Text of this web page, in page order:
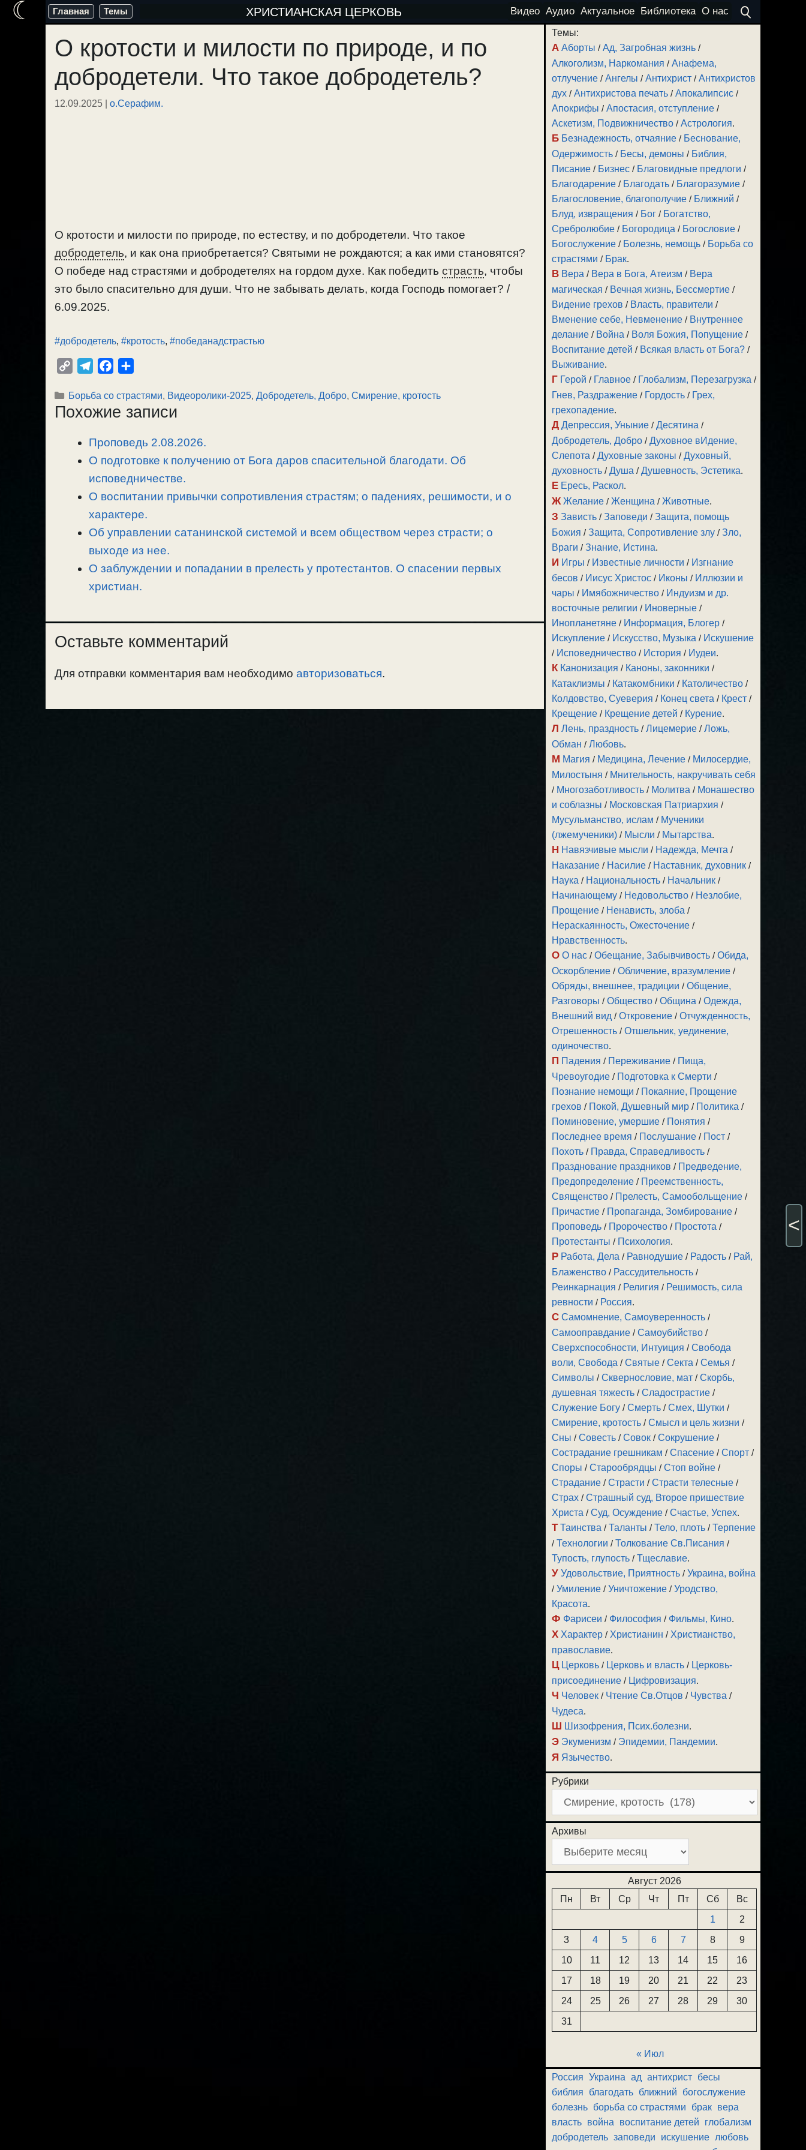
Перейти
содержимому
Главная Темы ХРИСТИАНСКАЯ ЦЕРКОВЬ Видео Аудио Актуальное Библиотека О нас
О кротости и милости по природе, и по
добродетели. Что такое добродетель?
12.09.2025 | о.Серафим.
О кротости и милости по природе, по естеству, и по добродетели. Что такое
добродетель, и как она приобретается? Святыми не рождаются; а как ими становятся?
О победе над страстями и добродетелях на гордом духе. Как победить страсть, чтобы
это было спасительно для души. Что не забывать делать, когда Господь помогает? /
6.09.2025.
#добродетель, #кротость, #победанадстрастью
p
y
l
e
a
m
c
e
o
o
k
п
р
в
и
т
Рубрики
Борьба со страстями, Видеоролики-2025, Добродетель, Добро, Смирение, кротость
Похожие записи
Проповедь 2.08.2026.
О подготовке к получению от Бога даров спасительной благодати. Об
исповедничестве.
О воспитании привычки сопротивления страстям; о падениях, решимости, и о
характере.
Об управлении сатанинской системой и всем обществом через страсти; о
выходе из нее.
О заблуждении и попадании в прелесть у протестантов. О спасении первых
христиан.
Оставьте комментарий
Для отправки комментария вам необходимо авторизоваться.
Темы:
А Аборты /Ад, Загробная жизнь /
Алкоголизм, Наркомания /Анафема,
отлучение /Ангелы /Антихрист /Антихристов
дух /Антихристова печать /Апокалипсис /
Апокрифы /Апостасия, отступление /
Аскетизм, Подвижничество /Астрология.
Б Безнадежность, отчаяние / Беснование,
Одержимость / Бесы, демоны / Библия,
Писание / Бизнес / Благовидные предлоги /
Благодарение / Благодать / Благоразумие /
Благословение, благополучие / Ближний /
Блуд, извращения / Бог / Богатство,
Сребролюбие / Богородица / Богословие /
Богослужение / Болезнь, немощь / Борьба со
страстями / Брак.
В Вера / Вера в Бога, Атеизм / Вера
магическая / Вечная жизнь, Бессмертие /
Видение грехов / Власть, правители /
Вменение себе, Невменение / Внутреннее
делание / Война / Воля Божия, Попущение /
Воспитание детей / Всякая власть от Бога? /
Выживание.
Г Герой / Главное / Глобализм, Перезагрузка /
Гнев, Раздражение / Гордость / Грех,
грехопадение.
Д Депрессия, Уныние /Десятина /
Добродетель, Добро /Духовное вИдение,
Слепота /Духовные законы /Духовный,
духовность /Душа /Душевность, Эстетика.
Е Ересь, Раскол.
Ж Желание /Женщина /Животные.
З Зависть /Заповеди /Защита, помощь
Божия /Защита, Сопротивление злу /Зло,
Враги /Знание, Истина.
И Игры / Известные личности / Изгнание
бесов / Иисус Христос / Иконы / Иллюзии и
чары / Имябожничество / Индуизм и др.
восточные религии / Иноверные /
Инопланетяне / Информация, Блогер /
Искупление / Искусство, Музыка / Искушение
/ Исповедничество / История / Иудеи.
К Канонизация / Каноны, законники /
Катаклизмы / Катакомбники / Католичество /
Колдовство, Суеверия / Конец света / Крест /
Крещение / Крещение детей / Курение.
Л Лень, праздность /Лицемерие /Ложь,
Обман /Любовь.
М Магия / Медицина, Лечение / Милосердие,
Милостыня / Мнительность, накручивать себя
/ Многозаботливость / Молитва / Монашество
и соблазны / Московская Патриархия /
Мусульманство, ислам / Мученики
(лжемученики) / Мысли / Мытарства.
Н Навязчивые мысли / Надежда, Мечта /
Наказание / Насилие / Наставник, духовник /
Наука / Национальность / Начальник /
Начинающему / Недовольство / Незлобие,
Прощение / Ненависть, злоба /
Нераскаянность, Ожесточение /
Нравственность.
О О нас /Обещание, Забывчивость /Обида,
Оскорбление /Обличение, вразумление /
Обряды, внешнее, традиции /Общение,
Разговоры /Общество /Община /Одежда,
Внешний вид /Откровение /Отчужденность,
Отрешенность /Отшельник, уединение,
одиночество.
П Падения / Переживание / Пища,
Чревоугодие / Подготовка к Смерти /
Познание немощи / Покаяние, Прощение
грехов / Покой, Душевный мир / Политика /
Поминовение, умершие / Понятия /
Последнее время / Послушание / Пост /
Похоть / Правда, Справедливость /
Празднование праздников / Предведение,
Предопределение / Преемственность,
Священство / Прелесть, Самообольщение /
Причастие / Пропаганда, Зомбирование /
Проповедь / Пророчество / Простота /
Протестанты / Психология.
Р Работа, Дела / Равнодушие / Радость / Рай,
Блаженство / Рассудительность /
Реинкарнация / Религия / Решимость, сила
ревности / Россия.
С Самомнение, Самоуверенность /
Самооправдание /Самоубийство /
Сверхспособности, Интуиция /Свобода
воли, Свобода /Святые /Секта /Семья /
Символы /Сквернословие, мат /Скорбь,
душевная тяжесть /Сладострастие /
Служение Богу /Смерть /Смех, Шутки /
Смирение, кротость /Смысл и цель жизни /
Сны /Совесть /Совок /Сокрушение /
Сострадание грешникам /Спасение /Спорт /
Споры /Старообрядцы /Стоп войне /
Страдание /Страсти /Страсти телесные /
Страх /Страшный суд, Второе пришествие
Христа /Суд, Осуждение /Счастье, Успех.
Т Таинства /Таланты /Тело, плоть /Терпение
/Технологии /Толкование Св.Писания /
Тупость, глупость /Тщеславие.
У Удовольствие, Приятность /Украина, война
/Умиление /Уничтожение /Уродство,
Красота.
Ф Фарисеи / Философия / Фильмы, Кино.
Х Характер / Христианин / Христианство,
православие.
Ц Церковь / Церковь и власть / Церковь-
присоединение / Цифровизация.
Ч Человек / Чтение Св.Отцов / Чувства /
Чудеса.
Ш Шизофрения, Псих.болезни.
Э Экуменизм / Эпидемии, Пандемии.
Я Язычество.
Рубрики
Архивы
Август 2026
Пн
Вт Ср Чт Пт Сб
Вс
1
2
3
4 5 6 7 8
9
10
11 12 13 14 15
16
17
18 19 20 21 22
23
24
25 26 27 28 29
30
31
« Июл
Россия Украина ад антихрист бесы
библия
благодать ближний
богослужение
болезнь борьба со страстями брак вера
власть война воспитание детей
глобализм
добродетель заповеди искушение любовь
☾
<